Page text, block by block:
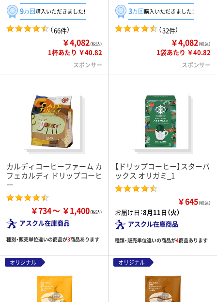
9万回購入いただきました！
（66件）
￥4,082（税込）
1杯あたり ￥40.82
スポンサー
3万回購入いただきました！
（32件）
￥4,082（税込）
1袋あたり ￥40.82
スポンサー
カルディコーヒーファーム カ
フェカルディ ドリップコーヒ
ー
￥734 ￥1,400
アスクル在庫商品
種別・販売単位違いの商品が3商品あります
【ドリップコーヒー】スターバ
ックス オリガミ_1
￥645（税込）
お届け日：8月11日（火）
アスクル在庫商品
種類・販売単位違いの商品が4商品あります
オリジナル オリジナル